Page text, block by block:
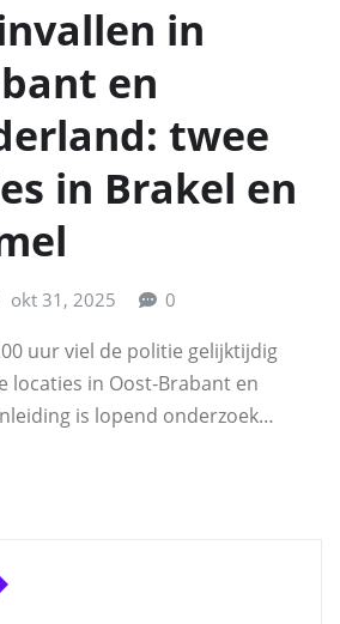
in
en
twee
in Brakel en
okt 31, 2025 0
uur viel de politie gelijktijdig
locaties in Oost‑Brabant en
is lopend onderzoek…